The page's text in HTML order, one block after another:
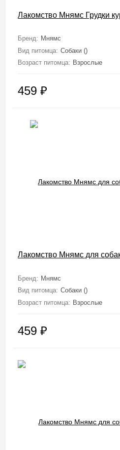
Лакомство Мнямс Грудки
Бренд: Мнямс
Вид питомца: Собаки ()
Возраст питомца: Взрослые
459 ₽
Лакомство Мнямс для
Бренд: Мнямс
Вид питомца: Собаки ()
Возраст питомца: Взрослые
459 ₽